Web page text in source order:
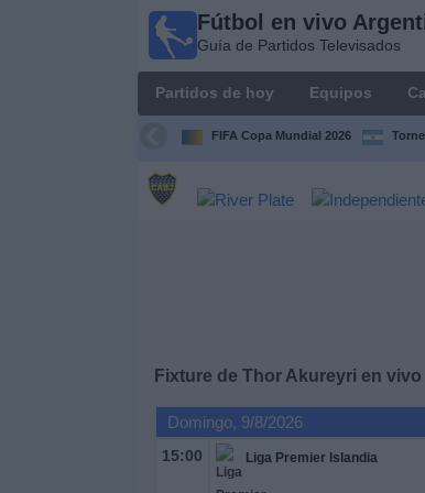
Fútbol en vivo
Guía de Partidos Televisados
Partidos de hoy Equipos
FIFA Copa Mundial 2026
Fixture de Thor Akureyri en vivo
Domingo, 9/8/2026
15:00 Liga Premier Islandia
Fútbol en
Argentina